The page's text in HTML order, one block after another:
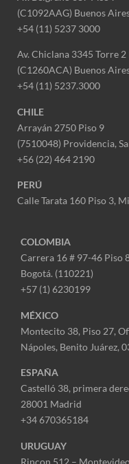
(C1092AAG) Buenos
+54 (11) 5237 3000
Av. Chiclana 3345 Torre 2
(C1260ACA) Buenos
+54 (11) 5237.3000
CHILE
Arrayán 2750 Piso 9
(7510048) Providencia,
+56 (22) 464 2190
PERÚ
Calle Tarata 160 Piso 3,
COLOMBIA
Carrera 16 # 97-46 Piso
Bogotá. (110221)
+57 (1) 6230199
MÉXICO
Montecito 38, Piso 27,
Nápoles, Benito Juárez,
ESPAÑA
Castelló 38, primera
28001 Madrid
+34 670365184
URUGUAY
Rincon 512 –